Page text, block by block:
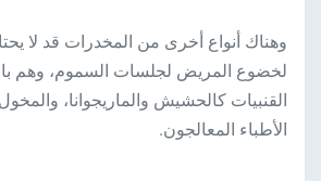
وهناك أنواع أخرى من المخدرات قد لا
لخضوع المريض لجلسات السموم، وهم
القنبيات كالحشيش والماريجوانا،
الأطباء المعالجون.